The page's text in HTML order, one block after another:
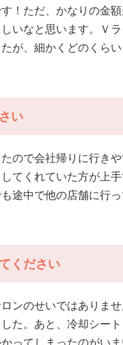
！ただ、かなりの金
いなと思います。Ｖ
が、細かくどのくら
い
ので会社帰りに行き
てくれていた方が上
途中で他の店舗に行
ください
ンのせいではありま
た。あと、冷却シー